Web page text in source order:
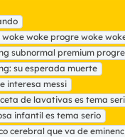
woke progre woke
subnormal premium
su esperada muerte
interesa messi
de lavativas es tema
infantil es tema serio
cerebral que va de